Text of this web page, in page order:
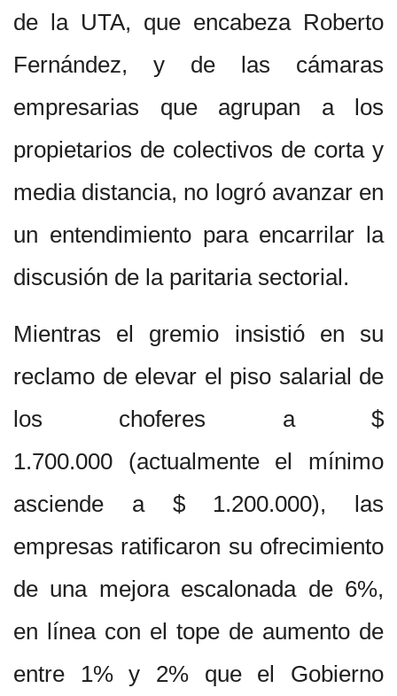
de la UTA, que encabeza Roberto
Fernández, y de las cámaras
empresarias que agrupan a los
propietarios de colectivos de corta y
media distancia, no logró avanzar en
un entendimiento para encarrilar la
discusión de la paritaria sectorial.
Mientras el gremio insistió en su
reclamo de elevar el piso salarial de
los choferes a $
1.700.000 (actualmente el mínimo
asciende a $ 1.200.000), las
empresas ratificaron su ofrecimiento
de una mejora escalonada de 6%,
en línea con el tope de aumento de
entre 1% y 2% que el Gobierno